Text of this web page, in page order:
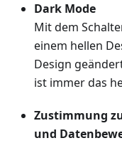
Dark Mode
Mit dem
einem hellen
Design
ist immer das
Zustimmung
und